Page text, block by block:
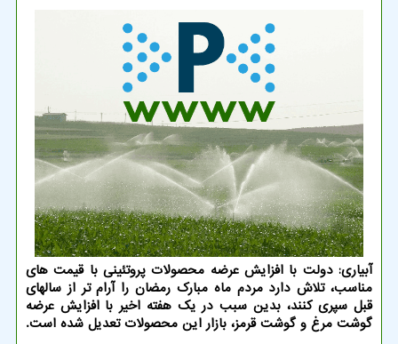
آبیاری: دولت با افزایش عرضه محصولات پروتئینی با قیمت های
مناسب، تلاش دارد مردم ماه مبارک رمضان را آرام تر از سالهای
قبل سپری کنند، بدین سبب در یک هفته اخیر با افزایش عرضه
گوشت مرغ و گوشت قرمز، بازار این محصولات تعدیل شده است.